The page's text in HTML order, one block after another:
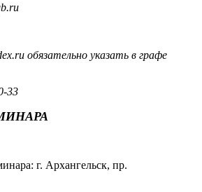
обязательно указать в графе
33
г. Архангельск, пр.